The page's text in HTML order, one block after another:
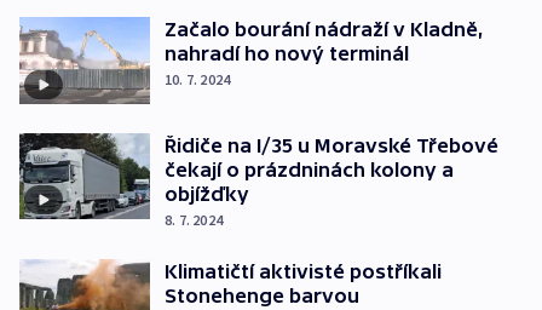
Začalo bourání nádraží v Kladně,
nahradí ho nový terminál
10. 7. 2024
Řidiče na I/35 u Moravské Třebové
čekají o prázdninách kolony a
objížďky
8. 7. 2024
Klimatičtí aktivisté postříkali
Stonehenge barvou